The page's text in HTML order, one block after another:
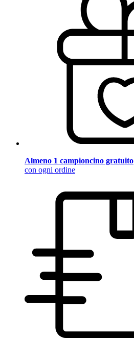
Almeno 1 campioncino gratuito
con ogni ordine